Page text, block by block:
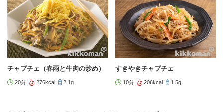
チャプチェ（春雨と牛肉の炒め）
20分 276kcal 2.1g
すきやきチャプチェ
10分 206kcal 1.5g